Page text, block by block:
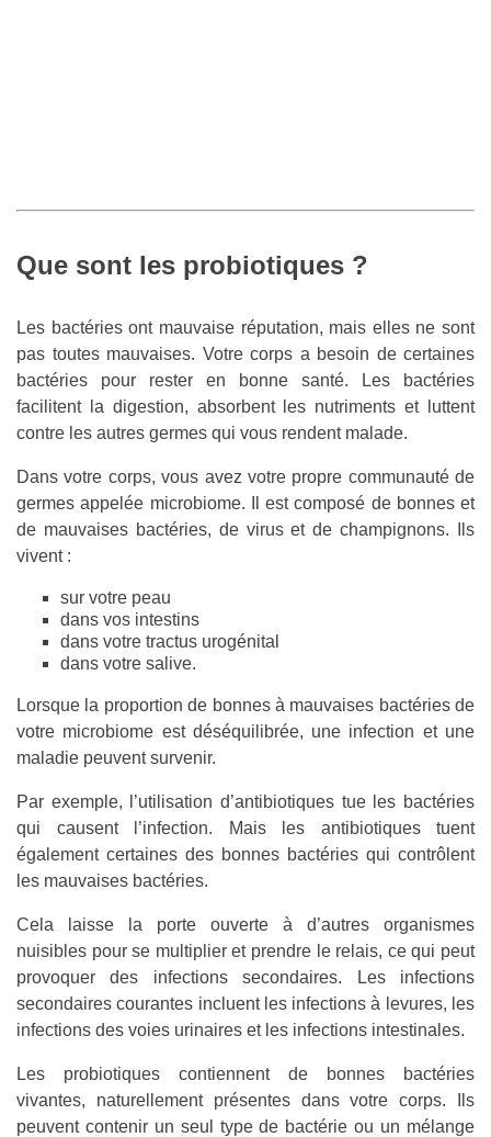
Que sont les probiotiques ?
Les bactéries ont mauvaise réputation, mais elles ne sont
pas toutes mauvaises. Votre corps a besoin de certaines
bactéries pour rester en bonne santé. Les bactéries
facilitent la digestion, absorbent les nutriments et luttent
contre les autres germes qui vous rendent malade.
Dans votre corps, vous avez votre propre communauté de
germes appelée microbiome. Il est composé de bonnes et
de mauvaises bactéries, de virus et de champignons. Ils
vivent :
sur votre peau
dans vos intestins
dans votre tractus urogénital
dans votre salive.
Lorsque la proportion de bonnes à mauvaises bactéries de
votre microbiome est déséquilibrée, une infection et une
maladie peuvent survenir.
Par exemple, l’utilisation d’antibiotiques tue les bactéries
qui causent l’infection. Mais les antibiotiques tuent
également certaines des bonnes bactéries qui contrôlent
les mauvaises bactéries.
Cela laisse la porte ouverte à d’autres organismes
nuisibles pour se multiplier et prendre le relais, ce qui peut
provoquer des infections secondaires. Les infections
secondaires courantes incluent les infections à levures, les
infections des voies urinaires et les infections intestinales.
Les probiotiques contiennent de bonnes bactéries
vivantes, naturellement présentes dans votre corps. Ils
peuvent contenir un seul type de bactérie ou un mélange